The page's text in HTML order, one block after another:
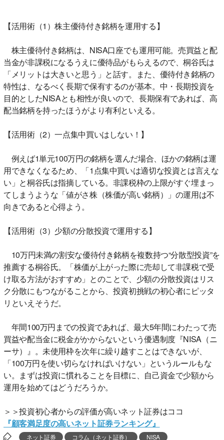
【活用術（1）株主優待付き銘柄を運用する】
株主優待付き銘柄は、NISA口座でも運用可能。売買益と配
当金が非課税になるうえに優待品がもらえるので、桐谷氏は
「メリットは大きいと思う」と話す。また、優待付き銘柄の
特性は、なるべく長期で保有するのが基本。中・長期投資を
目的としたNISAとも相性が良いので、長期保有であれば、高
配当銘柄を持ったほうがより有利といえる。
【活用術（2）一点集中買いはしない！】
例えば1単元100万円の銘柄を選んだ場合、ほかの銘柄は運
用できなくなるため、「1点集中買いは適切な投資とは言えな
い」と桐谷氏は指摘している。非課税枠の上限がすぐ埋まっ
てしまうような「値がさ株（株価が高い銘柄）」の運用は不
向きであると心得よう。
【活用術（3）少額の分散投資で運用する】
10万円未満の割安な優待付き銘柄を複数持つ“分散型投資”を
推薦する桐谷氏。「株価が上がった際に売却して非課税で受
け取る方法がおすすめ」とのことで、少額の分散投資はリス
ク分散にもつながることから、投資初挑戦の初心者にピッタ
リといえそうだ。
年間100万円までの投資であれば、最大5年間にわたって売
買益や配当金に税金がかからないという優遇制度『NISA（ニ
ーサ）』。未使用枠を次年に繰り越すことはできないが、
「100万円を使い切らなければいけない」というルールもな
い。まずは投資に慣れることを目標に、自己資金で少額から
運用を始めてはどうだろうか。
＞＞投資初心者からの評価が高いネット証券はココ
『顧客満足度の高いネット証券ランキング』
ネット証券 コラム（ネット証券）
NISA